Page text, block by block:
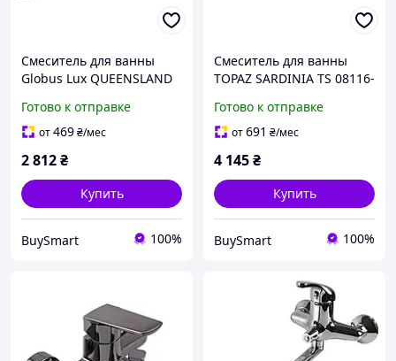
Смеситель для ванны
Globus Lux QUEENSLAND
душевым комплектом для
установки в ванной
Готово к отправке
от469₴/мес
2 812₴
Купить
BuySmart 100%
Смеситель для ванны
TOPAZ SARDINIA TS 08116-
комплектом для
установки в ванной
Готово к отправке
от691 ₴/мес
4 145₴
Купить
BuySmart 100%